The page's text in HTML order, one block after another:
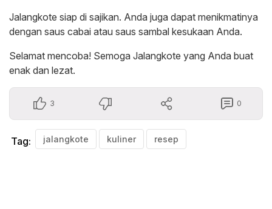
Jalangkote siap di sajikan. Anda juga dapat menikmatinya
dengan saus cabai atau saus sambal kesukaan Anda.
Selamat mencoba! Semoga Jalangkote yang Anda buat
enak dan lezat.
3 0
Tag: jalangkote kuliner resep